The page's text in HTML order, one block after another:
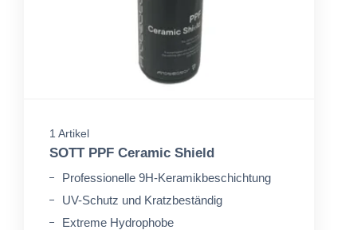
1 Artikel
SOTT PPF Ceramic Shield
Professionelle 9H-Keramikbeschichtung
UV-Schutz und Kratzbeständig
Extreme Hydrophobe